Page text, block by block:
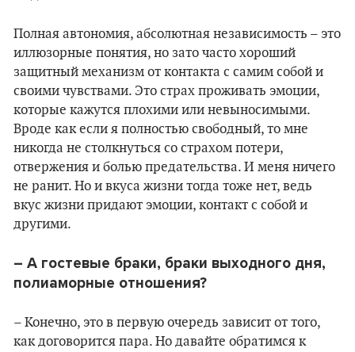
Полная автономия, абсолютная независимость – это
иллюзорные понятия, но зато часто хороший
защитный механизм от контакта с самим собой и
своими чувствами. Это страх проживать эмоции,
которые кажутся плохими или невыносимыми.
Вроде как если я полностью свободный, то мне
никогда не столкнуться со страхом потери,
отвержения и болью предательства. И меня ничего
не ранит. Но и вкуса жизни тогда тоже нет, ведь
вкус жизни придают эмоции, контакт с собой и
другими.
– А гостевые браки, браки выходного дня,
полиаморные отношения?
– Конечно, это в первую очередь зависит от того,
как договорится пара. Но давайте обратимся к